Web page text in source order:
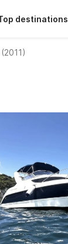
destinations